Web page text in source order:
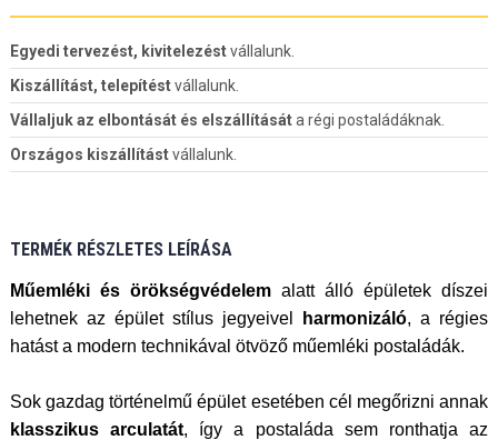
Egyedi tervezést, kivitelezéstvállalunk.
Kiszállítást, telepítéstvállalunk.
Vállaljuk az elbontását és elszállításáta régi postaládáknak.
Országos kiszállítástvállalunk.
TERMÉK RÉSZLETES LEÍRÁSA
Műemléki és örökségvédelemalatt álló épületek díszei
lehetnek az épület stílus jegyeivel
harmonizáló, a régies
hatást a modern technikával ötvöző műemléki postaládák.
Sok gazdag történelmű épület esetében cél megőrizni annak
klasszikus arculatát, így a postaláda sem ronthatja az